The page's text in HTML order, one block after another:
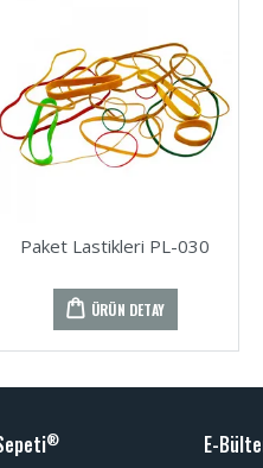
Paket Lastikleri PL-030
ÜRÜN DETAY
® E-